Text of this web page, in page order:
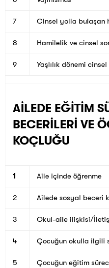
7 Cinsel yolla bulaşan
8 Hamilelik ve cinsel
9 Yaşlılık dönemi
AİLEDE EĞİTİM
BECERİLERİ VE
KOÇLUĞU
1 Aile içinde öğrenme
2 Ailede sosyal beceri
3 Okul-aile ilişkisi/
4 Çocuğun okulla ilgili
5 Çocuğun eğitim